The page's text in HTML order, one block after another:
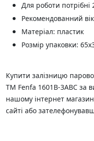
Для роботи
Рекомендованний
Матеріал: пластик
Розмір упаковки:
Купити залізницю
ТМ Fenfa 1601В-3АВС за
нашому інтернет
сайті або